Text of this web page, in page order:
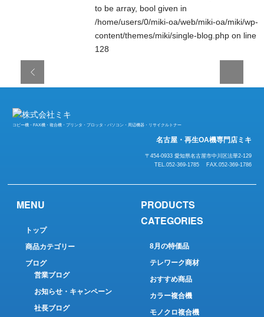
to be array, bool given in
/home/users/0/miki-oa/web/miki-oa/miki/wp-
content/themes/miki/single-blog.php on line
128
コピー機・FAX機・複合機・プリンタ・プロッタ・パソコン・周辺機器・リサイクルトナー
名古屋・再生OA機専門店ミキ
〒454-0933 愛知県名古屋市中川区法華2-129
TEL.052-369-1785 FAX.052-369-1786
MENU
トップ
商品カテゴリー
ブログ
営業ブログ
お知らせ・キャンペーン
社長ブログ
PRODUCTS
CATEGORIES
8月の特価品
テレワーク商材
おすすめ商品
カラー複合機
モノクロ複合機